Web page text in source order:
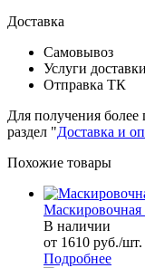
Доставка
Самовывоз
Услуги
Отправка ТК
Для получения
раздел "Доставка и
Похожие товары
Маскировочная
В наличии
от 1610 руб./шт.
Подробнее